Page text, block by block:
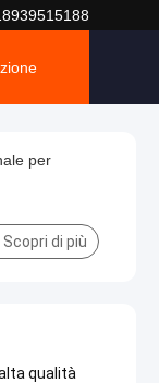
per
Scopri di più
qualità